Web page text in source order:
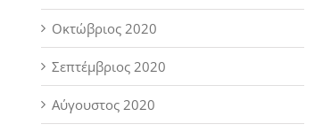
Οκτώβριος 2020
Σεπτέμβριος 2020
Αύγουστος 2020